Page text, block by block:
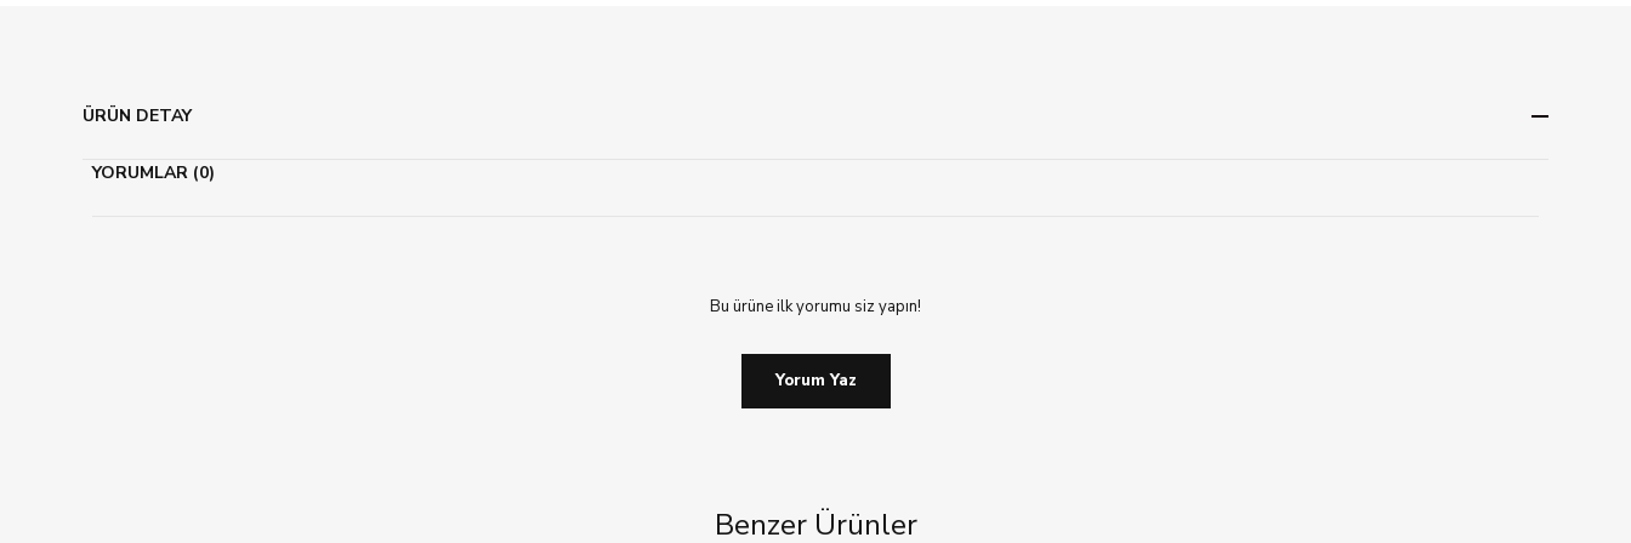
ÜRÜN DETAY
YORUMLAR (0)
Bu ürüne ilk yorumu siz yapın!
Yorum Yaz
Benzer Ürünler